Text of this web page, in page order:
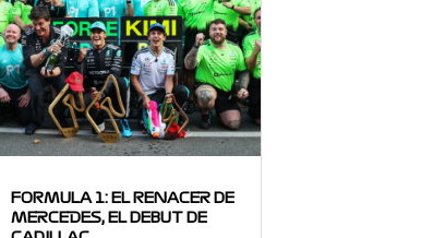
FORMULA 1: EL RENACER DE
MERCEDES, EL DEBUT DE